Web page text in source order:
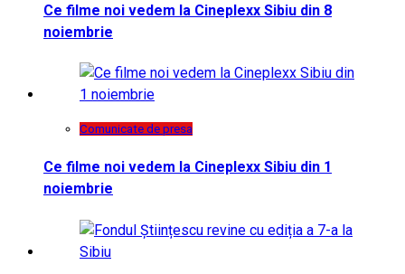
Ce filme noi vedem la Cineplexx Sibiu din 8
noiembrie
Comunicate de presa
Ce filme noi vedem la Cineplexx Sibiu din 1
noiembrie